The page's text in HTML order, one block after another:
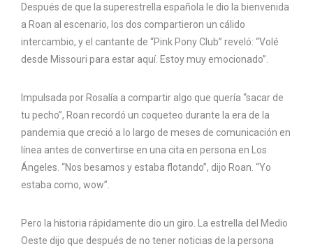
Después de que la superestrella española le dio la bienvenida
a Roan al escenario, los dos compartieron un cálido
intercambio, y el cantante de “Pink Pony Club” reveló: “Volé
desde Missouri para estar aquí. Estoy muy emocionado”.
Impulsada por Rosalía a compartir algo que quería “sacar de
tu pecho”, Roan recordó un coqueteo durante la era de la
pandemia que creció a lo largo de meses de comunicación en
línea antes de convertirse en una cita en persona en Los
Ángeles. “Nos besamos y estaba flotando”, dijo Roan. “Yo
estaba como, wow”.
Pero la historia rápidamente dio un giro. La estrella del Medio
Oeste dijo que después de no tener noticias de la persona